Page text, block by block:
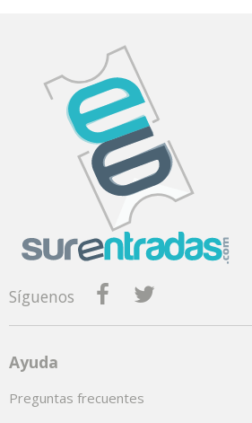
Síguenos
Ayuda
Preguntas frecuentes